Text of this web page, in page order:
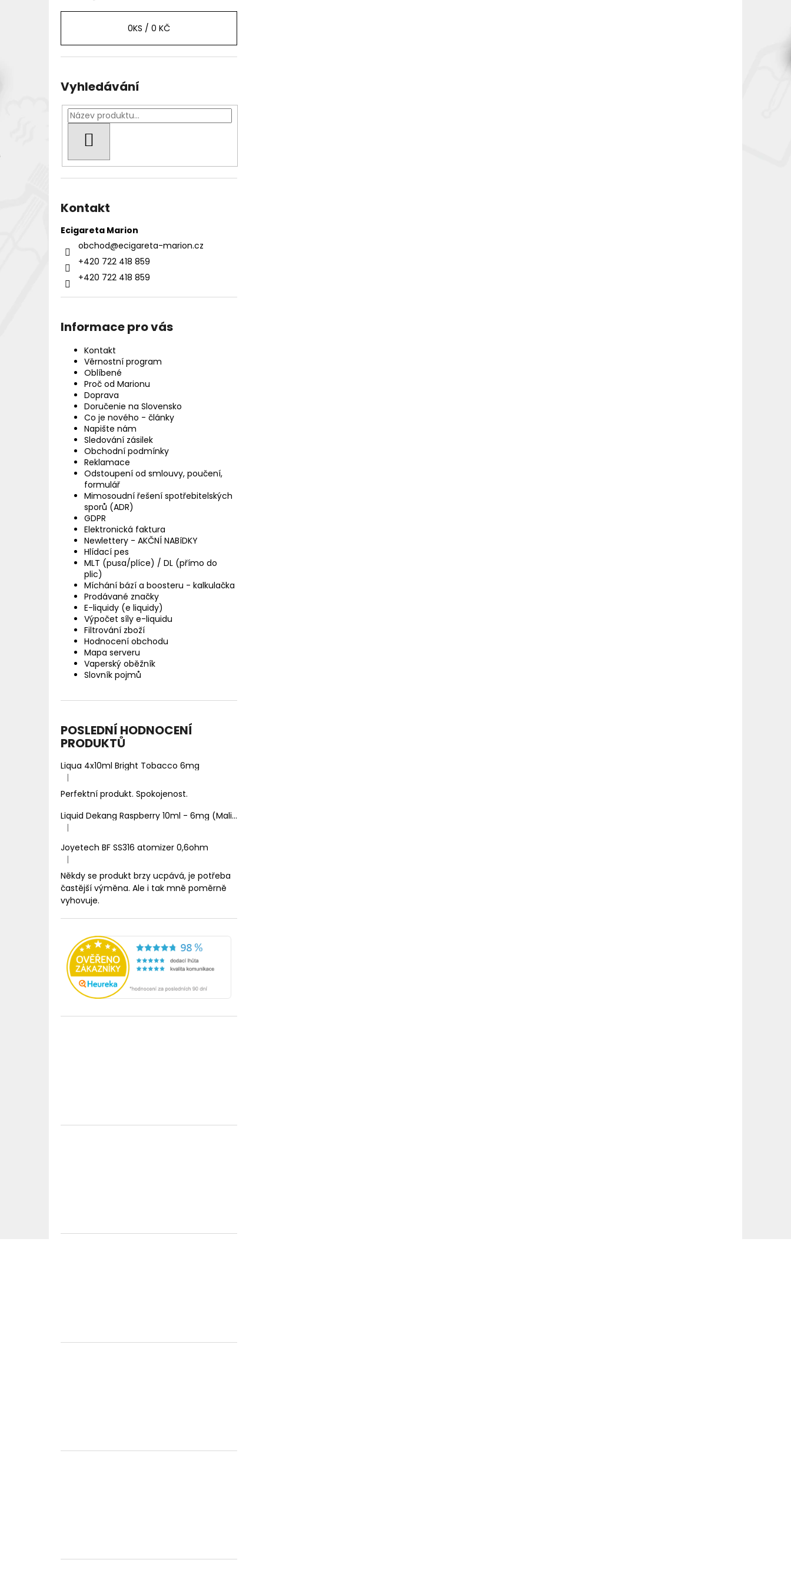
0KS / 0 KČ
Vyhledávání
Kontakt
Ecigareta Marion
obchod@ecigareta-marion.cz
+420 722 418 859
+420 722 418 859
Informace pro vás
Kontakt
Věrnostní program
Oblíbené
Proč od Marionu
Doprava
Doručenie na Slovensko
Co je nového - články
Napište nám
Sledování zásilek
Obchodní podmínky
Reklamace
Odstoupení od smlouvy, poučení,
formulář
Mimosoudní řešení spotřebitelských
sporů (ADR)
GDPR
Elektronická faktura
Newlettery - AKČNÍ NABíDKY
Hlídací pes
MLT (pusa/plíce) / DL (přímo do
plic)
Míchání bází a boosteru - kalkulačka
Prodávané značky
E-liquidy (e liquidy)
Výpočet síly e-liquidu
Filtrování zboží
Hodnocení obchodu
Mapa serveru
Vaperský oběžník
Slovník pojmů
POSLEDNÍ HODNOCENÍ
PRODUKTŮ
Liqua 4x10ml Bright Tobacco 6mg
Hodnocení produktu je 5 z 5 hvězdiček.
|
Perfektní produkt. Spokojenost.
Liquid Dekang Raspberry 10ml - 6mg (Malina)
Hodnocení produktu je 1 z 5 hvězdiček.
|
Joyetech BF SS316 atomizer 0,6ohm
Hodnocení produktu je 5 z 5 hvězdiček.
|
Někdy se produkt brzy ucpává, je potřeba
častější výměna. Ale i tak mně poměrně
vyhovuje.